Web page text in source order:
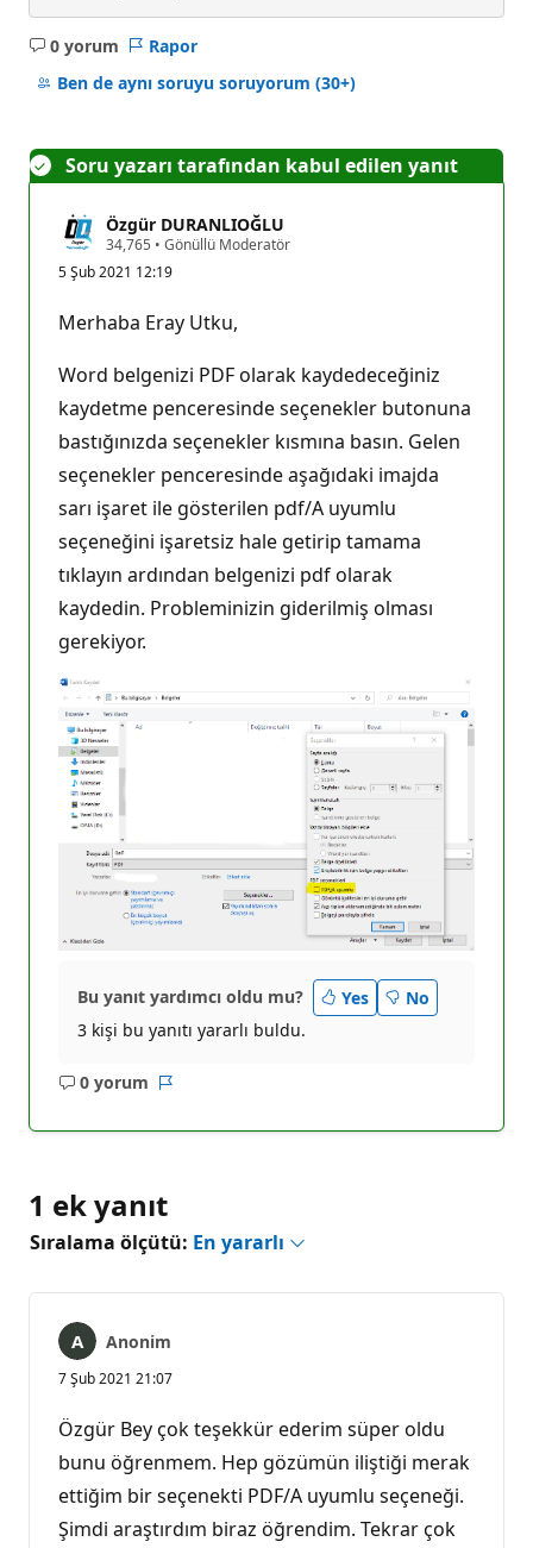
0 yorum
Açıklama
yok
Rapor
Ben de aynı soruyu soruyorum (30+)
Soru yazarı tarafından kabul edilen yanıt
Özgür DURANLIOĞLU
34,765 S
y
ı
n
ı
k
p
u
a
ı
• Gönüllü Moderatör
5 Şub 2021 12:19
Merhaba Eray Utku,
Word belgenizi PDF olarak kaydedeceğiniz
kaydetme penceresinde seçenekler butonuna
bastığınızda seçenekler kısmına basın. Gelen
seçenekler penceresinde aşağıdaki imajda
sarı işaret ile gösterilen pdf/A uyumlu
seçeneğini işaretsiz hale getirip tamama
tıklayın ardından belgenizi pdf olarak
kaydedin. Probleminizin giderilmiş olması
gerekiyor.
Bu yanıt yardımcı oldu mu? Yes
No
3 kişi bu yanıtı yararlı buldu.
0 yorum
Açıklama
1 ek yanıt
Sıralama ölçütü: En yararlı
Anonim
7 Şub 2021 21:07
Özgür Bey çok teşekkür ederim süper oldu
bunu öğrenmem. Hep gözümün iliştiği merak
ettiğim bir seçenekti PDF/A uyumlu seçeneği.
Şimdi araştırdım biraz öğrendim. Tekrar çok